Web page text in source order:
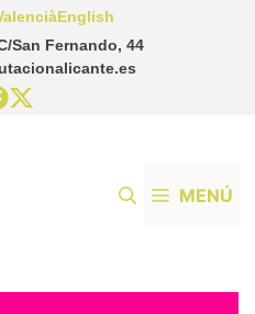
San Fernando, 44
English
MENÚ